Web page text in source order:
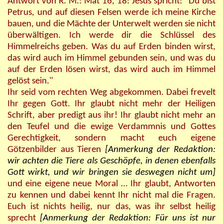
Petrus, und auf diesen Felsen werde ich meine Kirche
bauen, und die Mächte der Unterwelt werden sie nicht
überwältigen. Ich werde dir die Schlüssel des
Himmelreichs geben. Was du auf Erden binden wirst,
das wird auch im Himmel gebunden sein, und was du
auf der Erden lösen wirst, das wird auch im Himmel
gelöst sein."
Ihr seid vom rechten Weg abgekommen. Dabei frevelt
Ihr gegen Gott. Ihr glaubt nicht mehr der Heiligen
Schrift, aber predigt aus ihr! Ihr glaubt nicht mehr an
den Teufel und die ewige Verdammnis und Gottes
Gerechtigkeit, sondern macht euch eigene
Götzenbilder aus Tieren [Anmerkung der Redaktion:
wir achten die Tiere als Geschöpfe, in denen ebenfalls
Gott wirkt, und wir bringen sie deswegen nicht um]
und eine eigene neue Moral … Ihr glaubt, Antworten
zu kennen und dabei kennt Ihr nicht mal die Fragen.
Euch ist nichts heilig, nur das, was ihr selbst heilig
sprecht [Anmerkung der Redaktion: Für uns ist nur